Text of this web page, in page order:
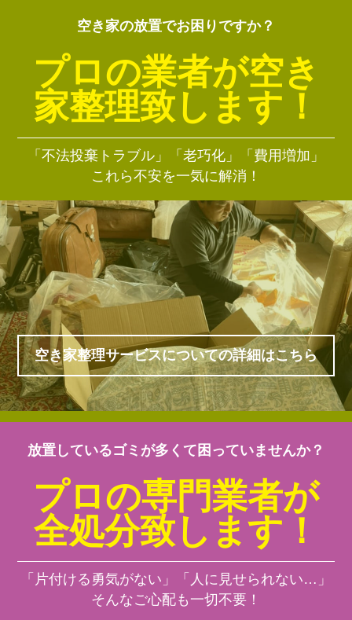
空き家の放置でお困りですか？
プロの業者が空き
家整理致します！
「不法投棄トラブル」「老巧化」「費用増加」
これら不安を一気に解消！
空き家整理サービスについての詳細はこちら
放置しているゴミが多くて困っていませんか？
プロの専門業者が
全処分致します！
「片付ける勇気がない」「人に見せられない…」
そんなご心配も一切不要！